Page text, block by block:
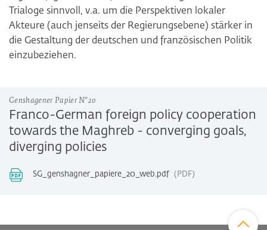
Trialoge sinnvoll, v.a. um die Perspektiven lokaler
Akteure (auch jenseits der Regierungsebene) stärker in
die Gestaltung der deutschen und französischen Politik
einzubeziehen.
Genshagener Papier N°20
Franco-German foreign policy cooperation
towards the Maghreb - converging goals,
diverging policies
SG_genshagner_papiere_20_web.pdf PDF